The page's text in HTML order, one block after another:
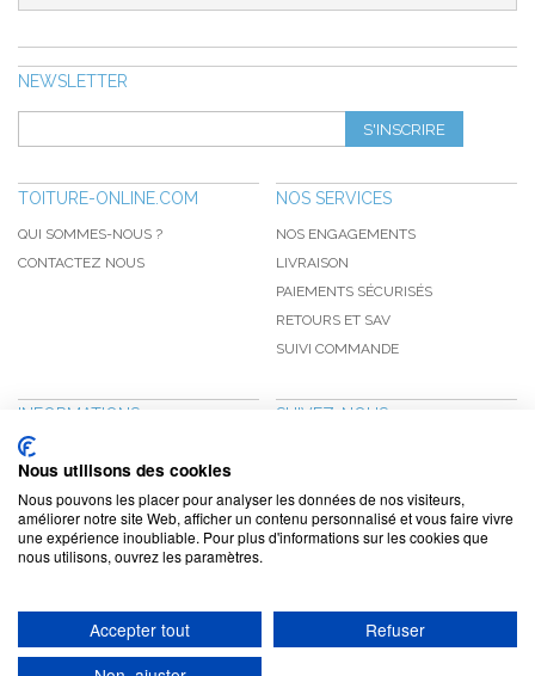
NEWSLETTER
S'INSCRIRE
TOITURE-ONLINE.COM
QUI SOMMES-NOUS ?
CONTACTEZ NOUS
NOS SERVICES
NOS ENGAGEMENTS
LIVRAISON
PAIEMENTS SÉCURISÉS
RETOURS ET SAV
SUIVI COMMANDE
INFORMATIONS
NOUVEAUTÉS
PROMOTIONS
CGV
CONFIDENTIALITÉ
MENTIONS LÉGALES
SUIVEZ-NOUS
NOTRE BLOG
www.toiture-online.com © 2010-2026 / Agymat SARL
Nous utilisons des cookies
Nous pouvons les placer pour analyser les données de nos visiteurs,
améliorer notre site Web, afficher un contenu personnalisé et vous faire vivre
une expérience inoubliable. Pour plus d'informations sur les cookies que
nous utilisons, ouvrez les paramètres.
Accepter tout
Refuser